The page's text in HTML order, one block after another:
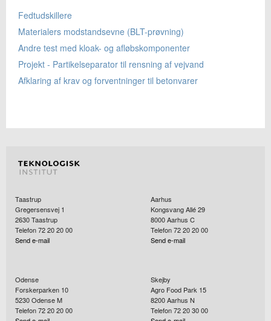
Fedtudskillere
Materialers modstandsevne (BLT-prøvning)
Andre test med kloak- og afløbskomponenter
Projekt - Partikelseparator til rensning af vejvand
Afklaring af krav og forventninger til betonvarer
Taastrup
Gregersensvej 1
2630Taastrup
Telefon 72 20 20 00
Send e-mail
Aarhus
Kongsvang Allé 29
8000Aarhus C
Telefon 72 20 20 00
Send e-mail
Odense
Forskerparken 10
5230Odense M
Telefon 72 20 20 00
Skejby
Agro Food Park 15
8200Aarhus N
Telefon 72 20 30 00